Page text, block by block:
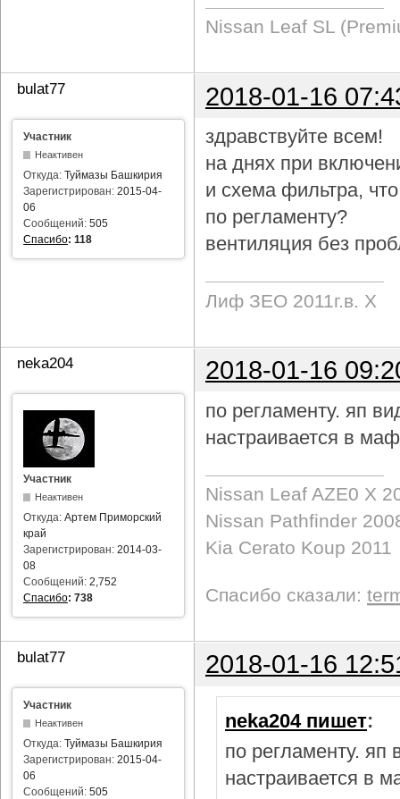
Nissan Leaf SL
bulat77 2018-01-16
Участник
Неактивен
Откуда: Туймазы Башкирия
Зарегистрирован: 2015-04-
06
Сообщений: 505
Спасибо: 118
здравствуйте всем!
на днях при
и схема фильтра,
по регламенту?
вентиляция без
Лиф ЗЕО 2011г.в. Х
neka204 2018-01-16
Участник
Неактивен
Откуда: Артем Приморский
край
Зарегистрирован: 2014-03-
08
Сообщений: 2,752
Спасибо: 738
по регламенту. яп
настраивается в
Nissan Leaf AZE0 X
Nissan Pathfinder
Kia Cerato Koup 2011
Спасибо сказали:
bulat77 2018-01-16
Участник
Неактивен
Откуда: Туймазы Башкирия
Зарегистрирован: 2015-04-
06
Сообщений: 505
neka204 пишет:
по регламенту.
настраивается в